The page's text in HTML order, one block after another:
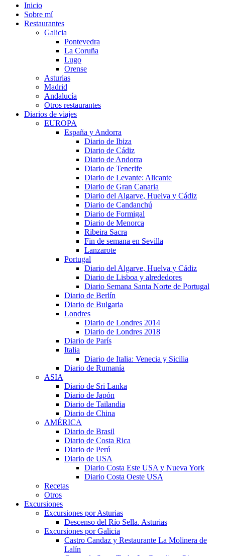
Inicio
Sobre mí
Restaurantes
Galicia
Pontevedra
La Coruña
Lugo
Orense
Asturias
Madrid
Andalucía
Otros restaurantes
Diarios de viajes
EUROPA
España y Andorra
Diario de Ibiza
Diario de Cádiz
Diario de Andorra
Diario de Tenerife
Diario de Levante: Alicante
Diario de Gran Canaria
Diario del Algarve, Huelva y Cádiz
Diario de Candanchú
Diario de Formigal
Diario de Menorca
Ribeira Sacra
Fin de semana en Sevilla
Lanzarote
Portugal
Diario del Algarve, Huelva y Cádiz
Diario de Lisboa y alrededores
Diario Semana Santa Norte de Portugal
Diario de Berlín
Diario de Bulgaria
Londres
Diario de Londres 2014
Diario de Londres 2018
Diario de París
Italia
Diario de Italia: Venecia y Sicilia
Diario de Rumanía
ASIA
Diario de Sri Lanka
Diario de Japón
Diario de Tailandia
Diario de China
AMÉRICA
Diario de Brasil
Diario de Costa Rica
Diario de Perú
Diario de USA
Diario Costa Este USA y Nueva York
Diario Costa Oeste USA
Recetas
Otros
Excursiones
Excursiones por Asturias
Descenso del Río Sella. Asturias
Excursiones por Galicia
Castro Candaz y Restaurante La Molinera de
Lalín